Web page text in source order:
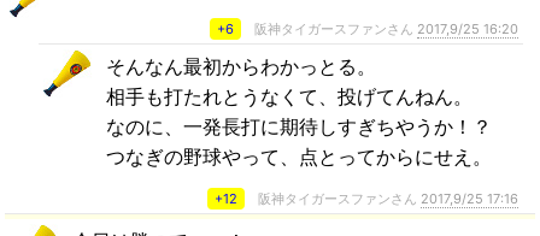
+6 阪神タイガースファンさん 2017,9/25 16:20
そんなん最初からわかっとる。
相手も打たれとうなくて、投げてんねん。
なのに、一発長打に期待しすぎちやうか！？
つなぎの野球やって、点とってからにせえ。
+12 阪神タイガースファンさん 2017,9/25 17:16